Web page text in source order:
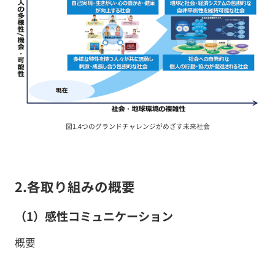
図1.4つのグランドチャレンジがめざす未来社会
2.各取り組みの概要
（1）感性コミュニケーション
概要